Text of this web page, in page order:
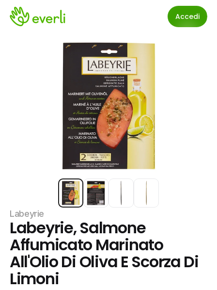
Accedi
Labeyrie
Labeyrie, Salmone
Affumicato Marinato
All'Olio Di Oliva E Scorza Di
Limoni